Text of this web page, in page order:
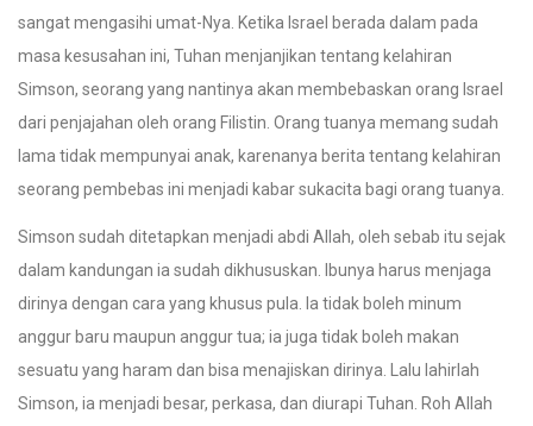
sangat mengasihi umat-Nya. Ketika Israel berada dalam pada
masa kesusahan ini, Tuhan menjanjikan tentang kelahiran
Simson, seorang yang nantinya akan membebaskan orang Israel
dari penjajahan oleh orang Filistin. Orang tuanya memang sudah
lama tidak mempunyai anak, karenanya berita tentang kelahiran
seorang pembebas ini menjadi kabar sukacita bagi orang tuanya.
Simson sudah ditetapkan menjadi abdi Allah, oleh sebab itu sejak
dalam kandungan ia sudah dikhususkan. Ibunya harus menjaga
dirinya dengan cara yang khusus pula. Ia tidak boleh minum
anggur baru maupun anggur tua; ia juga tidak boleh makan
sesuatu yang haram dan bisa menajiskan dirinya. Lalu lahirlah
Simson, ia menjadi besar, perkasa, dan diurapi Tuhan. Roh Allah